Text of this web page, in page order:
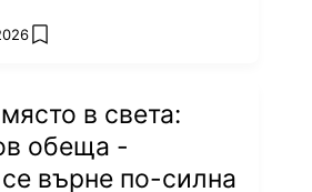
add favorites
в света:
обеща -
върне по-силна